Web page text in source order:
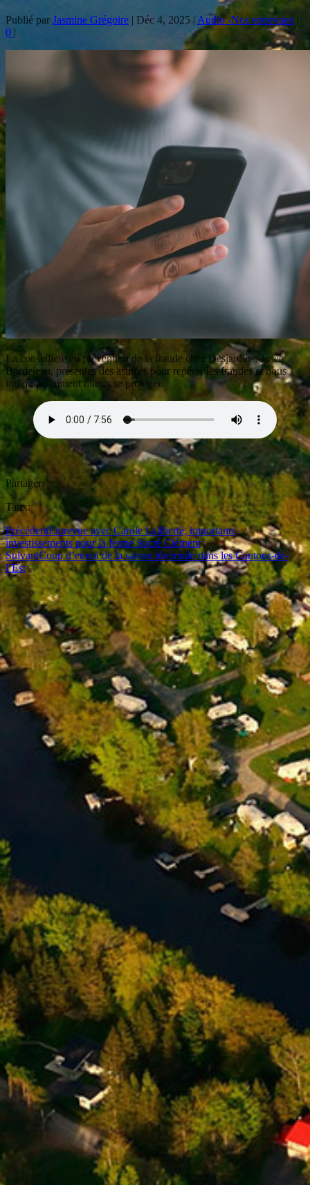
Publié par Jasmine Grégoire | Déc 4, 2025 | Audio -Nos entrevues |
0 |
La conseillère en prévention de la fraude chez Desjardins, Josée
Bordeleau, présentes des astuces pour repérer les fraudes et nous
indique comment mieux se protéger.
Partager:
Taux:
PrécédentEntrevue avec Carole Laliberté, importants
investissements pour la ferme Sucré Clément
SuivantCoup d’envoi de la saison hivernale dans les Cantons-de-
l’Est